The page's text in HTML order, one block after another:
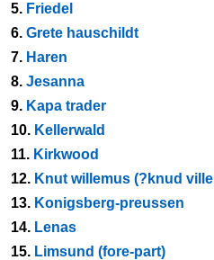
5. Friedel
6. Grete hauschildt
7. Haren
8. Jesanna
9. Kapa trader
10. Kellerwald
11. Kirkwood
12. Knut willemus (?knud
13. Konigsberg-preussen
14. Lenas
15. Limsund (fore-part)